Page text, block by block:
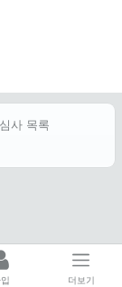
사 목록
더보기